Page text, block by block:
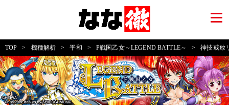
TOP > 機種解析 > 平和 > P戦国乙女～LEGEND BATTLE～ > 神技戒放